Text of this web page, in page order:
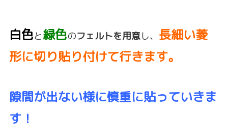
白色と緑色のフェルトを用意し、 長細い菱
形に切り貼り付けて行きます。
隙間が出ない様に慎重に貼っていきま
す！